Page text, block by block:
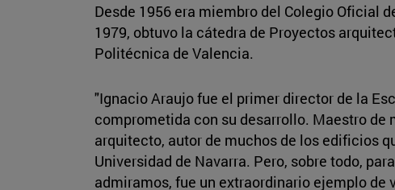
Desde 1956 era miembro del Colegio Oficial
1979, obtuvo la cátedra de Proyectos
Politécnica de Valencia.
"Ignacio Araujo fue el primer director de la
comprometida con su desarrollo. Maestro de
arquitecto, autor de muchos de los edificios
Universidad de Navarra. Pero, sobre todo,
admiramos, fue un extraordinario ejemplo de